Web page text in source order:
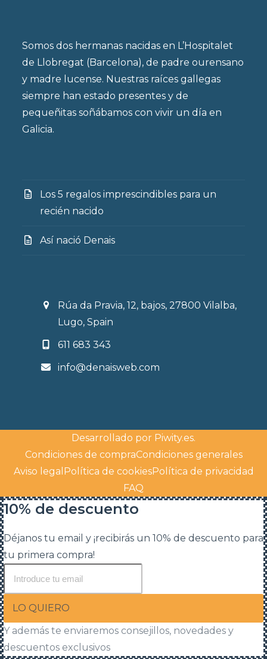
Somos dos hermanas nacidas en L’Hospitalet
de Llobregat (Barcelona), de padre ourensano
y madre lucense. Nuestras raíces gallegas
siempre han estado presentes y de
pequeñitas soñábamos con vivir un día en
Galicia.
Los 5 regalos imprescindibles para un
recién nacido
Así nació Denais
Rúa da Pravia, 12, bajos, 27800 Vilalba,
Lugo, Spain
611 683 343
info@denaisweb.com
Desarrollado por Piwity.es.
Condiciones de compraCondiciones generales
Aviso legal Política de cookiesPolítica de privacidad
FAQ
10% de descuento
Déjanos tu email y ¡recibirás un 10% de descuento para
tu primera compra!
LO QUIERO
Y además te enviaremos consejillos, novedades y
descuentos exclusivos